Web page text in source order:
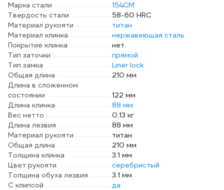
Марка стали
154CM
Твердость стали
58-60 HRC
Материал рукояти
титан
Материал клинка
нержавеющая сталь
Покрытие клинка
нет
Тип заточки
прямой
Тип замка
Liner lock
Общая длина
210 мм
Длина в сложенном
состоянии
122 мм
Длина клинка
88 мм
Вес нетто
0.13 кг
Длина лезвия
88 мм
Материал рукояти
титан
Общая длина
210 мм
Толщина клинка
3.1 мм
Цвет рукояти
серебристый
Толщина обуха лезвия
3.1 мм
С клипсой
да